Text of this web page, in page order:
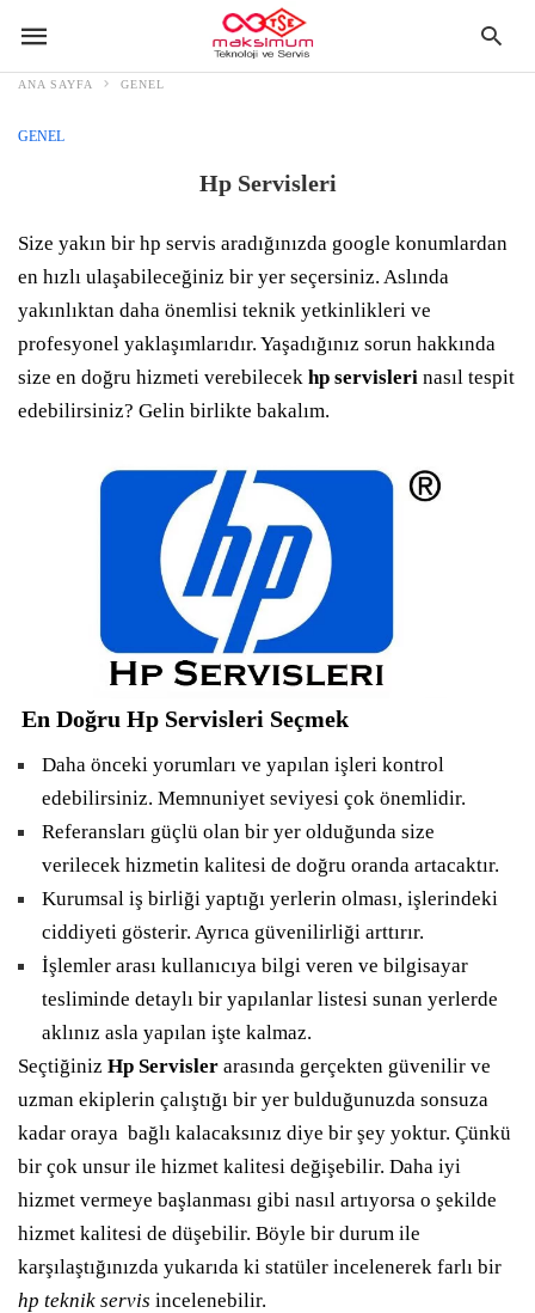
ANA SAYFA GENEL
GENEL
Hp Servisleri
Size yakın bir hp servis aradığınızda google konumlardan
en hızlı ulaşabileceğiniz bir yer seçersiniz. Aslında
yakınlıktan daha önemlisi teknik yetkinlikleri ve
profesyonel yaklaşımlarıdır. Yaşadığınız sorun hakkında
size en doğru hizmeti verebilecek hp servisleri nasıl tespit
edebilirsiniz? Gelin birlikte bakalım.
En Doğru Hp Servisleri Seçmek
Daha önceki yorumları ve yapılan işleri kontrol
edebilirsiniz. Memnuniyet seviyesi çok önemlidir.
Referansları güçlü olan bir yer olduğunda size
verilecek hizmetin kalitesi de doğru oranda artacaktır.
Kurumsal iş birliği yaptığı yerlerin olması, işlerindeki
ciddiyeti gösterir. Ayrıca güvenilirliği arttırır.
İşlemler arası kullanıcıya bilgi veren ve bilgisayar
tesliminde detaylı bir yapılanlar listesi sunan yerlerde
aklınız asla yapılan işte kalmaz.
Seçtiğiniz Hp Servisler arasında gerçekten güvenilir ve
uzman ekiplerin çalıştığı bir yer bulduğunuzda sonsuza
kadar oraya bağlı kalacaksınız diye bir şey yoktur. Çünkü
bir çok unsur ile hizmet kalitesi değişebilir. Daha iyi
hizmet vermeye başlanması gibi nasıl artıyorsa o şekilde
hizmet kalitesi de düşebilir. Böyle bir durum ile
karşılaştığınızda yukarıda ki statüler incelenerek farlı bir
hp teknik servis incelenebilir.